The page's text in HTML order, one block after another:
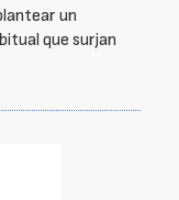
un
que surjan